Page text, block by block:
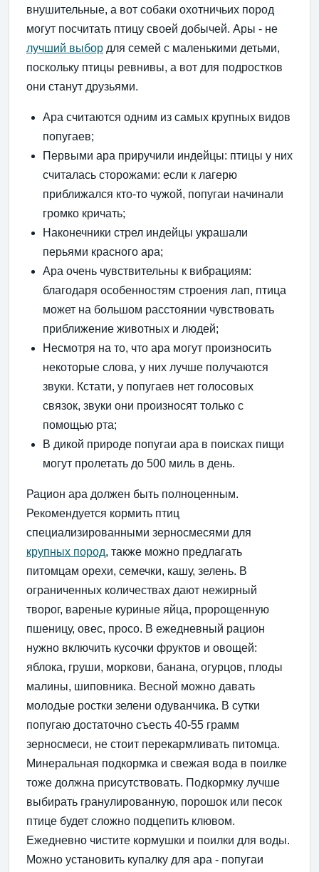
внушительные, а вот собаки охотничьих пород
могут посчитать птицу своей добычей. Ары - не
лучший выбор для семей с маленькими детьми,
поскольку птицы ревнивы, а вот для подростков
они станут друзьями.
Ара считаются одним из самых крупных видов
попугаев;
Первыми ара приручили индейцы: птицы у них
считалась сторожами: если к лагерю
приближался кто-то чужой, попугаи начинали
громко кричать;
Наконечники стрел индейцы украшали
перьями красного ара;
Ара очень чувствительны к вибрациям:
благодаря особенностям строения лап, птица
может на большом расстоянии чувствовать
приближение животных и людей;
Несмотря на то, что ара могут произносить
некоторые слова, у них лучше получаются
звуки. Кстати, у попугаев нет голосовых
связок, звуки они произносят только с
помощью рта;
В дикой природе попугаи ара в поисках пищи
могут пролетать до 500 миль в день.
Рацион ара должен быть полноценным.
Рекомендуется кормить птиц
специализированными зерносмесями для
крупных пород, также можно предлагать
питомцам орехи, семечки, кашу, зелень. В
ограниченных количествах дают нежирный
творог, вареные куриные яйца, пророщенную
пшеницу, овес, просо. В ежедневный рацион
нужно включить кусочки фруктов и овощей:
яблока, груши, моркови, банана, огурцов, плоды
малины, шиповника. Весной можно давать
молодые ростки зелени одуванчика. В сутки
попугаю достаточно съесть 40-55 грамм
зерносмеси, не стоит перекармливать питомца.
Минеральная подкормка и свежая вода в поилке
тоже должна присутствовать. Подкормку лучше
выбирать гранулированную, порошок или песок
птице будет сложно подцепить клювом.
Ежедневно чистите кормушки и поилки для воды.
Можно установить купалку для ара - попугаи